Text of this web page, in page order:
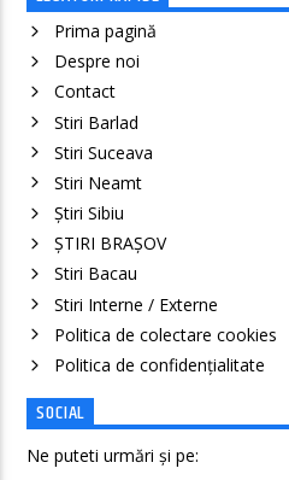
Prima pagină
Despre noi
Contact
Stiri Barlad
Stiri Suceava
Stiri Neamt
Știri Sibiu
ȘTIRI BRAȘOV
Stiri Bacau
Stiri Interne / Externe
Politica de colectare cookies
Politica de confidenţialitate
SOCIAL
Ne puteti urmări și pe: